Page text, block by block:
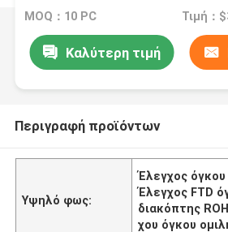
MOQ：10 PC Τιμή：
Καλύτερη τιμή
Περιγραφή προϊόντων
Υψηλό φως:
Έλεγχος όγκου
Έλεγχος FTD
διακόπτης
χου όγκου